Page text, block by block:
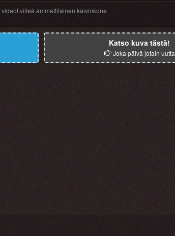
videotviileä ammattilainen kaivinkone
Katso kuva tästä!
Joka päivä jotain uutta